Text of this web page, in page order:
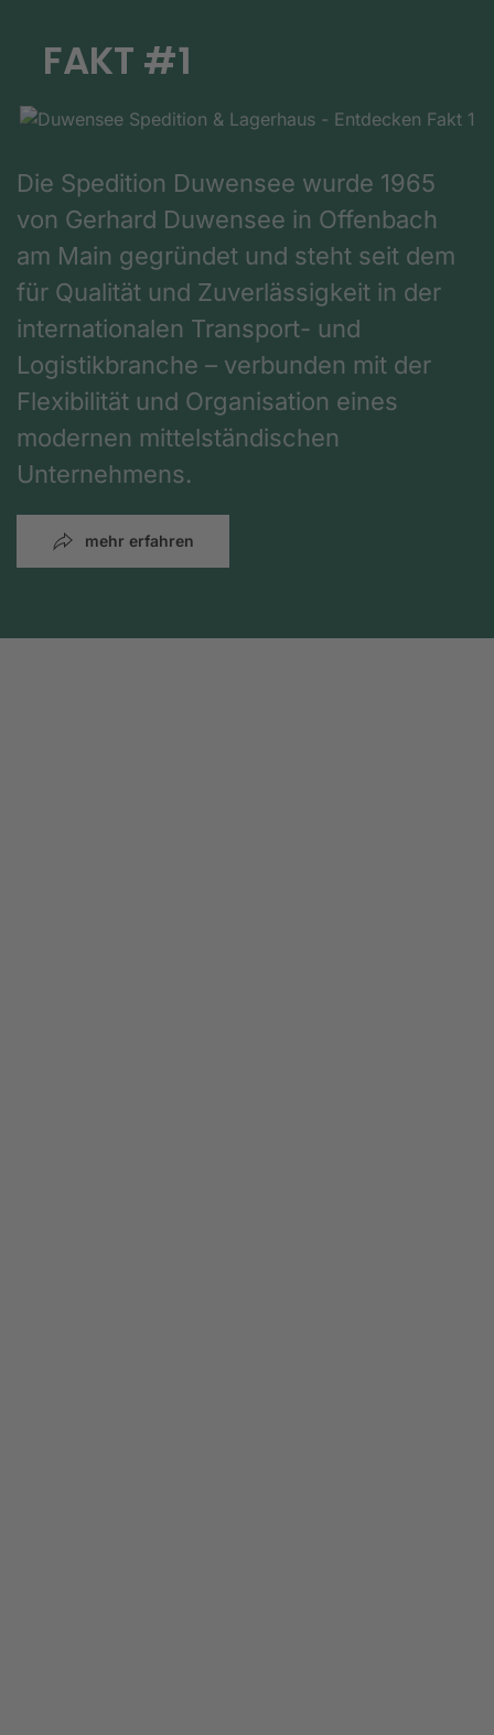
FAKT #1
Die Spedition Duwensee wurde 1965
von Gerhard Duwensee in Offenbach
am Main gegründet und steht seit dem
für Qualität und Zuverlässigkeit in der
internationalen Transport- und
Logistikbranche – verbunden mit der
Flexibilität und Organisation eines
modernen mittelständischen
Unternehmens.
mehr erfahren